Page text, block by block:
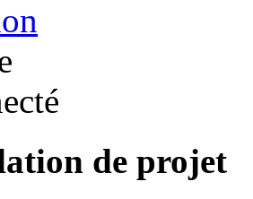
de projet